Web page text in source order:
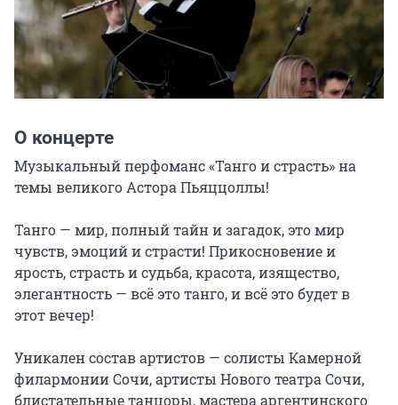
О концерте
Музыкальный перфоманс «Танго и страсть» на
темы великого Астора Пьяццоллы!
Танго — мир, полный тайн и загадок, это мир
чувств, эмоций и страсти! Прикосновение и
ярость, страсть и судьба, красота, изящество,
элегантность — всё это танго, и всё это будет в
этот вечер!
Уникален состав артистов — солисты Камерной
филармонии Сочи, артисты Нового театра Сочи,
блистательные танцоры, мастера аргентинского